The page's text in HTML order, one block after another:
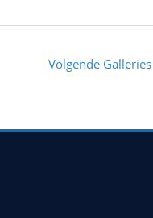
Volgende Galleries